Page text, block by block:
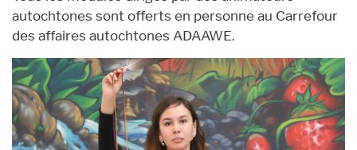
autochtones sont offerts en personne au Carrefour
des affaires autochtones ADAAWE.